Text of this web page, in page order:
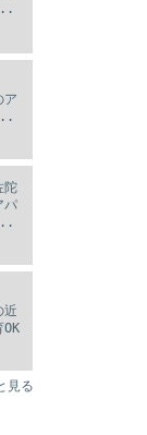
..
ア
..
陀
パ
..
近
見る